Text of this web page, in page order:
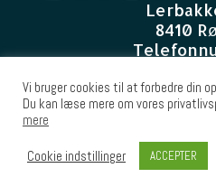
8410
E-
Vi bruger cookies til at forbedre din
Du kan læse mere om vores
mere
Cookie indstillinger ACCEPTER